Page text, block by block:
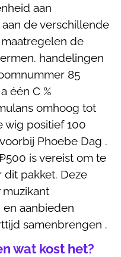
aan
de verschillende
de
handelingen
85
één C %
omhoog tot
wig positief 100
Phoebe Dag .
is vereist om te
dit pakket. Deze
muzikant
aanbieden
samenbrengen .
wat kost het?